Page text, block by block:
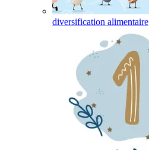
diversification alimentaire